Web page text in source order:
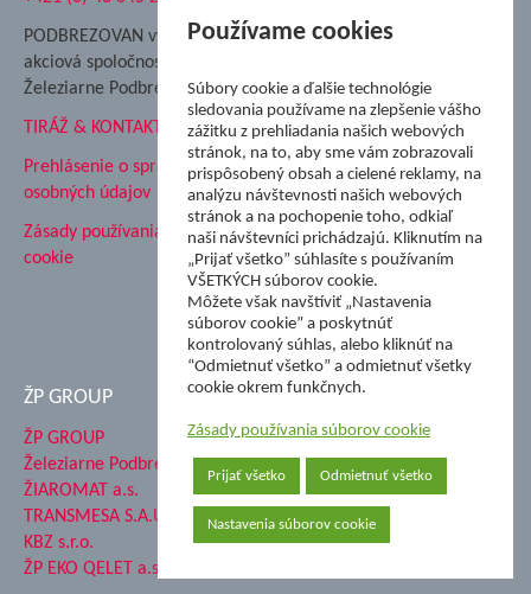
PODBREZOVAN vydáva
akciová spoločnosť
Železiarne Podbrezová
TIRÁŽ & KONTAKT
Prehlásenie o spracovaní
osobných údajov
Zásady používania súborov
cookie
Nadácia Železiarne
ŽP Informatika s.r.o.
ŠK Železiarne Podbrezová
Tále a.s.
ŽP GROUP
ŽP GROUP
Železiarne Podbrezová a.s.
ŽIAROMAT a.s.
TRANSMESA S.A.U.
KBZ s.r.o.
ŽP EKO QELET a.s.
Používame cookies
Súbory cookie a ďalšie technológie
sledovania používame na zlepšenie vášho
zážitku z prehliadania našich webových
stránok, na to, aby sme vám zobrazovali
prispôsobený obsah a cielené reklamy, na
analýzu návštevnosti našich webových
stránok a na pochopenie toho, odkiaľ
naši návštevníci prichádzajú. Kliknutím na
„Prijať všetko” súhlasíte s používaním
VŠETKÝCH súborov cookie.
Môžete však navštíviť „Nastavenia
súborov cookie” a poskytnúť
kontrolovaný súhlas, alebo kliknúť na
“Odmietnuť všetko” a odmietnuť všetky
cookie okrem funkčnych.
Zásady používania súborov cookie
Prijať všetko Odmietnuť všetko
Nastavenia súborov cookie